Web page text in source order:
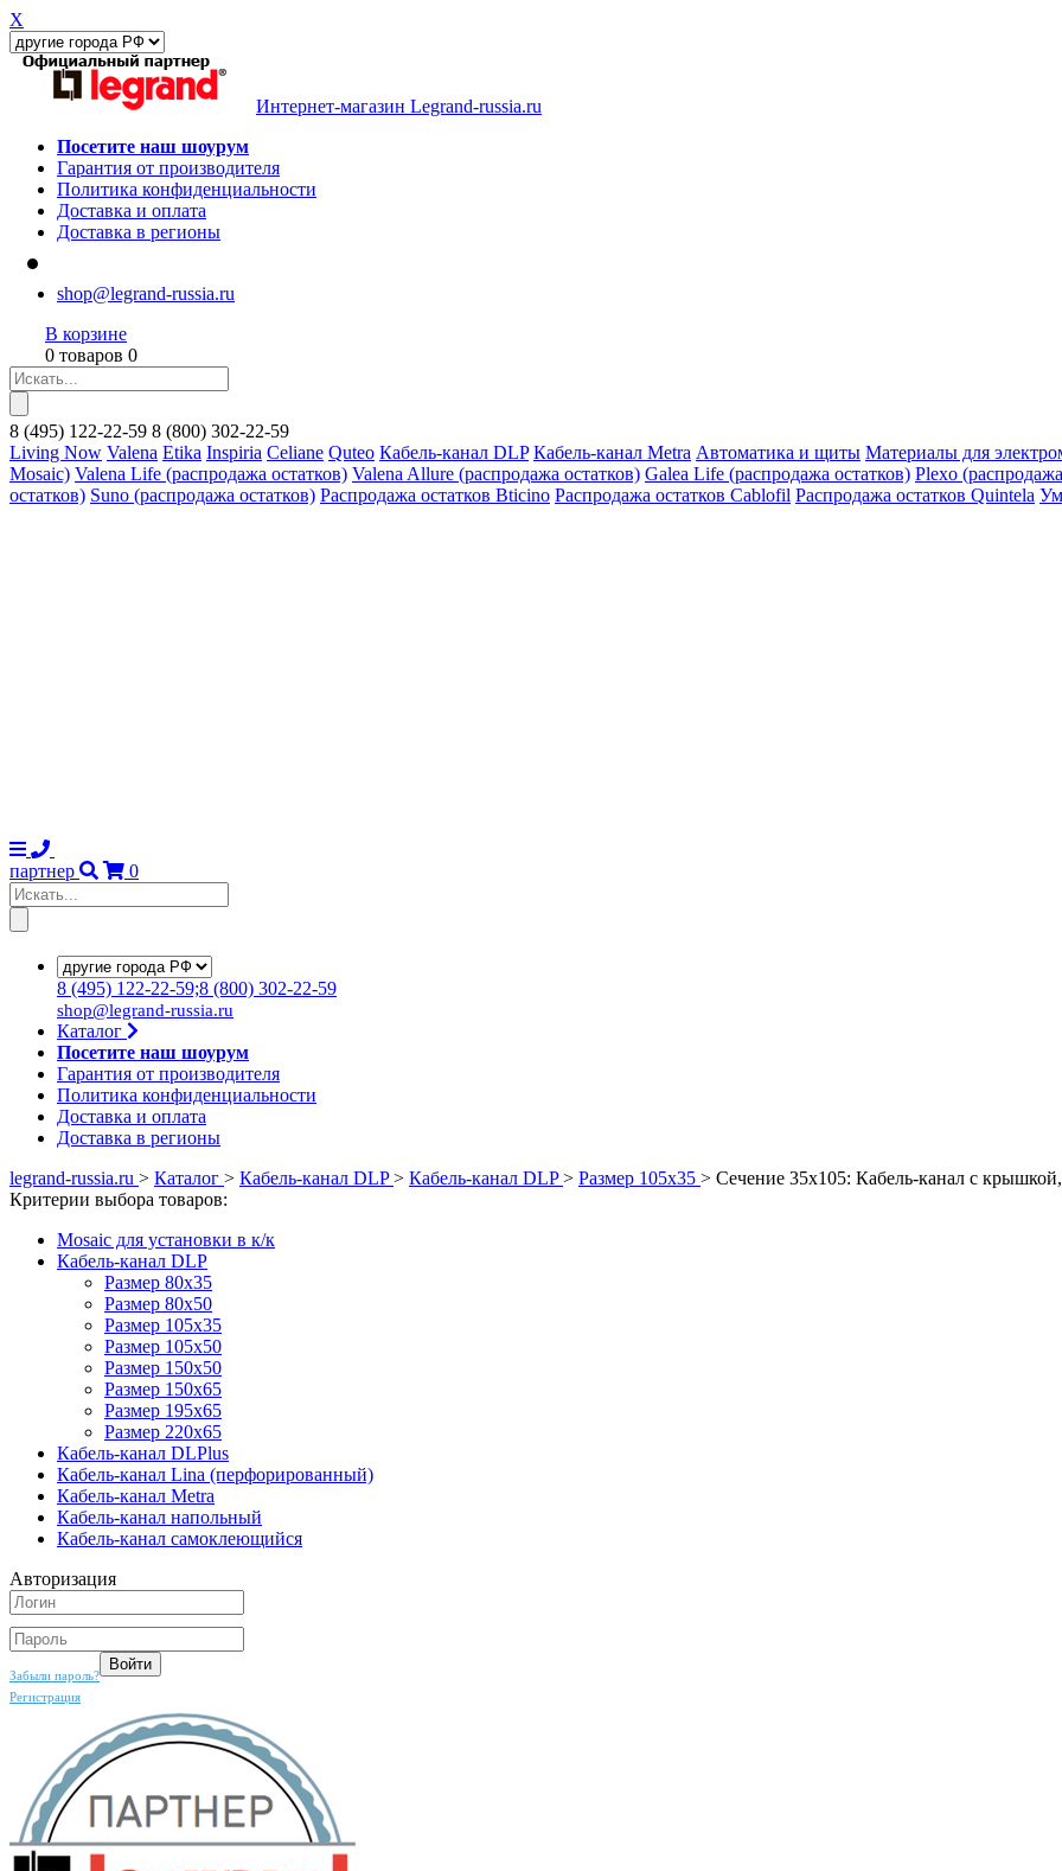
X
Интернет-магазин Legrand-russia.ru
Посетите наш шоурум
Гарантия от производителя
Политика конфиденциальности
Доставка и оплата
Доставка в регионы
shop@legrand-russia.ru
В корзине
0 товаров 0
8 (495) 122-22-59 8 (800) 302-22-59
Living Now Valena Etika Inspiria Celiane Quteo Кабель-канал DLP Кабель-канал Metra Автоматика и щиты Материалы для
Mosaic) Valena Life (распродажа остатков) Valena Allure (распродажа остатков) Galea Life (распродажа остатков) Plexo
остатков) Suno (распродажа остатков) Распродажа остатков Bticino Распродажа остатков Cablofil Распродажа остатков Quintela
партнер 0
8 (495) 122-22-59;8 (800) 302-22-59
shop@legrand-russia.ru
Каталог
Посетите наш шоурум
Гарантия от производителя
Политика конфиденциальности
Доставка и оплата
Доставка в регионы
legrand-russia.ru > Каталог > Кабель-канал DLP > Кабель-канал DLP > Размер 105х35 > Сечение 35х105: Кабель-канал с
Критерии выбора товаров:
Mosaic для установки в к/к
Кабель-канал DLP
Размер 80х35
Размер 80х50
Размер 105х35
Размер 105х50
Размер 150х50
Размер 150х65
Размер 195х65
Размер 220х65
Кабель-канал DLPlus
Кабель-канал Lina (перфорированный)
Кабель-канал Metra
Кабель-канал напольный
Кабель-канал самоклеющийся
Авторизация
Забыли пароль?
Регистрация